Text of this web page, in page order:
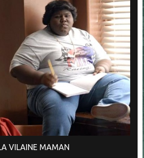
VILAINE MAMAN